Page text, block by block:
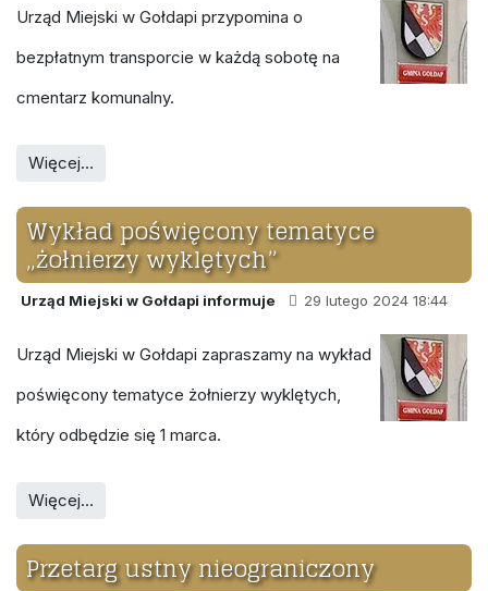
Urząd Miejski w Gołdapi przypomina o
bezpłatnym transporcie w każdą sobotę na
cmentarz komunalny.
Więcej…
Wykład poświęcony tematyce
„żołnierzy wyklętych”
Urząd Miejski w Gołdapi informuje 29 lutego 2024 18:44
Urząd Miejski w Gołdapi zapraszamy na wykład
poświęcony tematyce żołnierzy wyklętych,
który odbędzie się 1 marca.
Więcej…
Przetarg ustny nieograniczony